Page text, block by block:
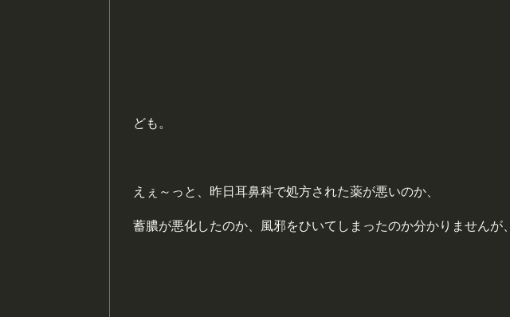
ども。
えぇ～っと、昨日耳鼻科で処方された薬が悪いのか、
蓄膿が悪化したのか、風邪をひいてしまったのか分かりませんが、